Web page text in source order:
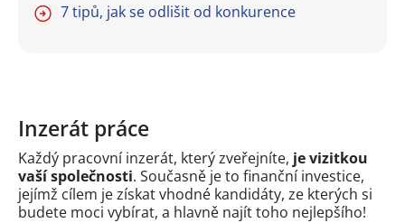
7 tipů, jak se odlišit od konkurence
Inzerát práce
Každý pracovní inzerát, který zveřejníte, je vizitkou
vaší společnosti. Současně je to finanční investice,
jejímž cílem je získat vhodné kandidáty, ze kterých si
budete moci vybírat, a hlavně najít toho nejlepšího!